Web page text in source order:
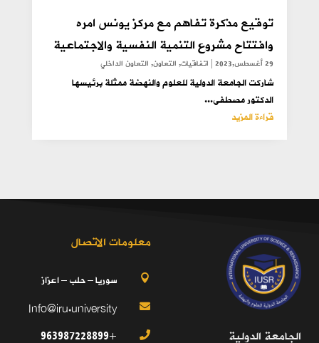
توقيع مذكرة تفاهم مع مركز يونس امره
وافتتاح مشروع التنمية النفسية والاجتماعية
29 أغسطس,2023 | اتفاقيات,التعاون,التعاون الداخلي
شاركت الجامعة الدولية للعلوم والنهضة ممثلة برئيسها
الدكتور مصطفى...
قراءة المزيد
الجامعة الدولية
معلومات الاتصال
 سوريا – حلب – اعزاز

Info@iru.university

+963987228899